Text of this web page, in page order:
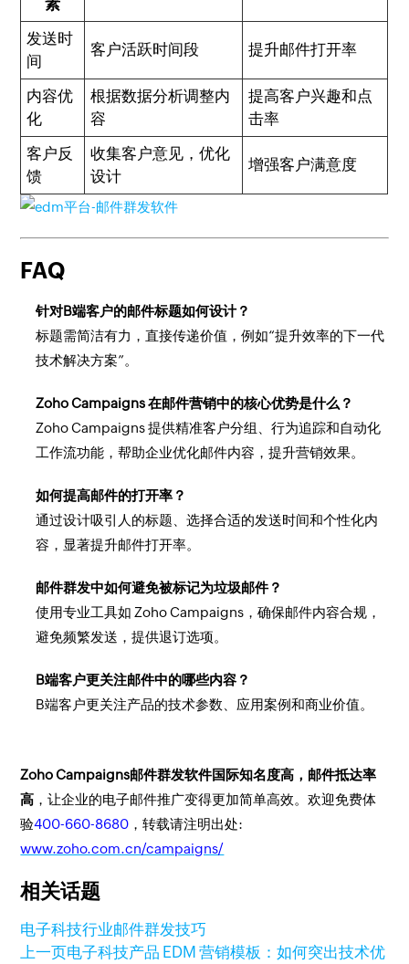
发送时
间
客户活跃时间段 提升邮件打开率
内容优
化
根据数据分析调整内
容
提高客户兴趣和点
击率
客户反
馈
收集客户意见，优化
设计
增强客户满意度
FAQ
针对B端客户的邮件标题如何设计？
标题需简洁有力，直接传递价值，例如“提升效率的下一代
技术解决方案”。
Zoho Campaigns 在邮件营销中的核心优势是什么？
Zoho Campaigns 提供精准客户分组、行为追踪和自动化
工作流功能，帮助企业优化邮件内容，提升营销效果。
如何提高邮件的打开率？
通过设计吸引人的标题、选择合适的发送时间和个性化内
容，显著提升邮件打开率。
邮件群发中如何避免被标记为垃圾邮件？
使用专业工具如 Zoho Campaigns，确保邮件内容合规，
避免频繁发送，提供退订选项。
B端客户更关注邮件中的哪些内容？
B端客户更关注产品的技术参数、应用案例和商业价值。
Zoho Campaigns邮件群发软件国际知名度高，邮件抵达率
高 ，让企业的电子邮件推广变得更加简单高效。欢迎免费体
验400-660-8680 ，转载请注明出处:
www.zoho.com.cn/campaigns/
相关话题
电子科技行业邮件群发技巧
上一页电子科技产品 EDM 营销模板：如何突出技术优